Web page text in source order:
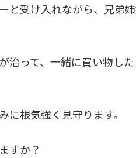
と受け入れながら、兄弟
治って、一緒に買い物し
に根気強く見守ります。
すか？